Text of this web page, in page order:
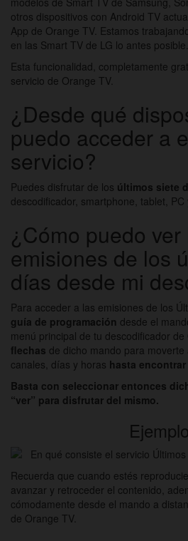
otros dispositivos con Android TV
App de Orange TV. Estamos
en las Smart TV de LG lo antes posible.
Esta funcionalidad, completamente
servicio de Orange TV.
¿Desde qué
puedo acceder a
servicio?
Puedes disfrutar de los últimos siete
descodificador, smartphone, tablet, PC
¿Cómo puedo ver
emisiones de los
días desde mi
Para acceder a las emisiones de los
guía de programación desde el
menú principal de tu descodificador de
flechas de dicho mando para
canales, días y horas hasta
Basta con seleccionar entonces
“ver” para disfrutar del mismo.
Ejemplo
Recuerda que cuando estés
avanzar y retroceder el contenido,
cómodamente desde el mando a
de Orange TV.